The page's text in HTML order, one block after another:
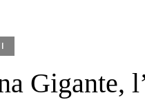
Gigante,